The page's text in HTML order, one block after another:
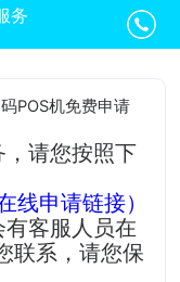
务
POS机免费申请
请您按照下
在线申请链接）
客服人员在
联系，请您保